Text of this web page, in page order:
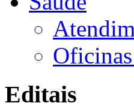
Editais